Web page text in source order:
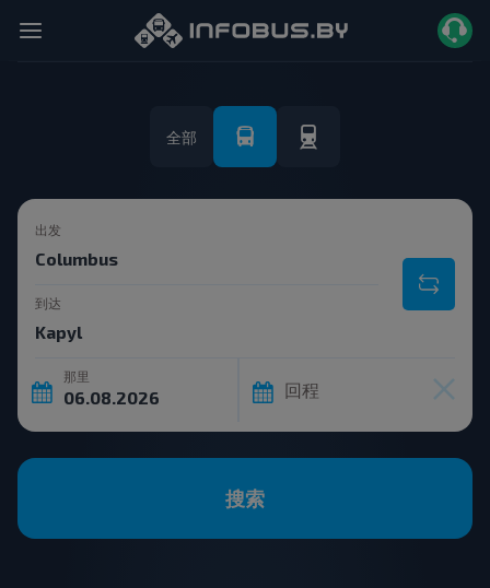
全部
出发
到达
那里
回程
搜索